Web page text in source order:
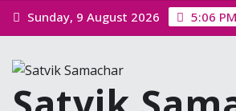
Skip Sunday, 9 August 2026 5:06 PM